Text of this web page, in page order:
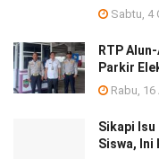
Sabtu, 4
RTP
Parkir
Rabu,
Sikapi Isu
Siswa, Ini